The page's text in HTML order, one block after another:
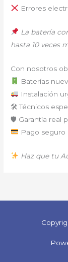
Errores
La batería
hasta 10 veces
Con nosotros
Baterías
Instalación
🛠 Técnicos
🛡 Garantía real
Pago seguro
Haz que tu